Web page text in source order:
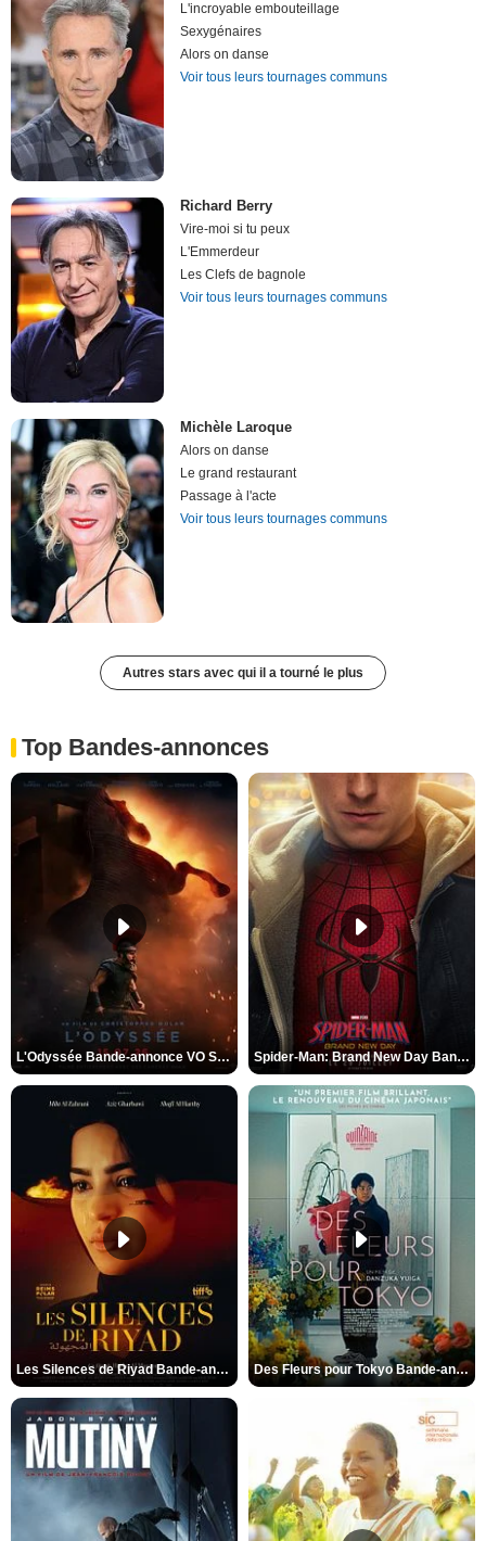
L'incroyable embouteillage
Sexygénaires
Alors on danse
Voir tous leurs tournages communs
Richard Berry
Vire-moi si tu peux
L'Emmerdeur
Les Clefs de bagnole
Voir tous leurs tournages communs
Michèle Laroque
Alors on danse
Le grand restaurant
Passage à l'acte
Voir tous leurs tournages communs
Autres stars avec qui il a tourné le plus
Top Bandes-annonces
L'Odyssée Bande-annonce VO STFR Spider-Man: Brand New Day Bande-annonce VO STFR
Les Silences de Riyad Bande-annonce VO STFR Des Fleurs pour Tokyo Bande-annonce VO STFR